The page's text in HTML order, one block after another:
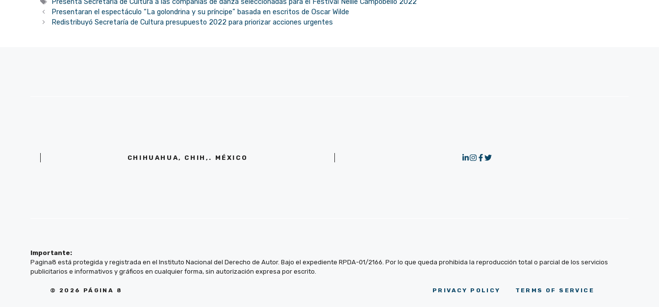
Presentaran el espectáculo “La golondrina y su príncipe” basada en escritos de Oscar Wilde
Redistribuyó Secretaría de Cultura presupuesto 2022 para priorizar acciones urgentes
CHIHUAHUA, CHIH,. MÉXICO
Importante:
Pagina8 está protegida y registrada en el Instituto Nacional del Derecho de Autor. Bajo el expediente RPDA-01/2166. Por lo que queda prohibida la reproducción total o parcial de los servicios
publicitarios e informativos y gráficos en cualquier forma, sin autorización expresa por escrito.
© 2026 PÁGINA 8 PRIVACY POLICY TERMS OF SERVICE